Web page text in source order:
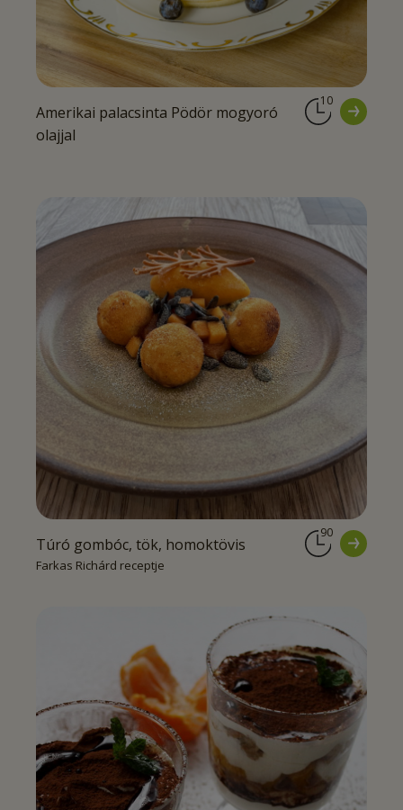
Amerikai palacsinta Pödör mogyoró
olajjal
10
Túró gombóc, tök, homoktövis
Farkas Richárd receptje
90